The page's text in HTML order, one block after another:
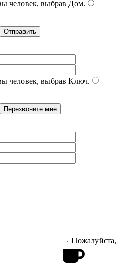
человек, выбрав Дом.
человек, выбрав Ключ.
Пожалуйста,